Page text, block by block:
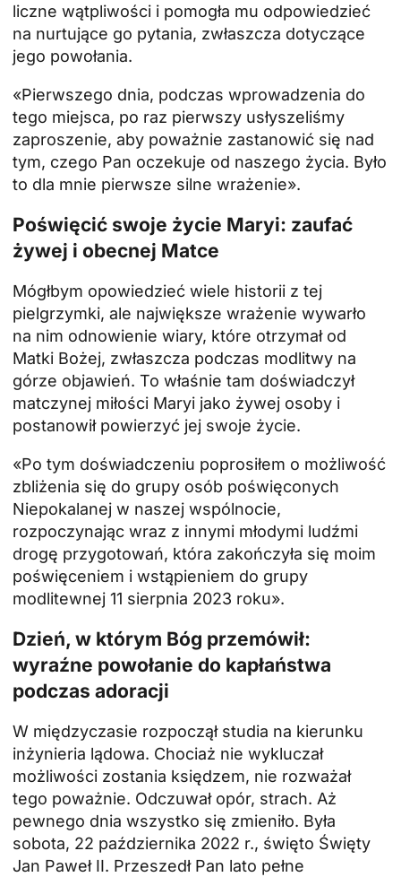
liczne wątpliwości i pomogła mu odpowiedzieć
na nurtujące go pytania, zwłaszcza dotyczące
jego powołania.
«Pierwszego dnia, podczas wprowadzenia do
tego miejsca, po raz pierwszy usłyszeliśmy
zaproszenie, aby poważnie zastanowić się nad
tym, czego Pan oczekuje od naszego życia. Było
to dla mnie pierwsze silne wrażenie».
Poświęcić swoje życie Maryi: zaufać
żywej i obecnej Matce
Mógłbym opowiedzieć wiele historii z tej
pielgrzymki, ale największe wrażenie wywarło
na nim odnowienie wiary, które otrzymał od
Matki Bożej, zwłaszcza podczas modlitwy na
górze objawień. To właśnie tam doświadczył
matczynej miłości Maryi jako żywej osoby i
postanowił powierzyć jej swoje życie.
«Po tym doświadczeniu poprosiłem o możliwość
zbliżenia się do grupy osób poświęconych
Niepokalanej w naszej wspólnocie,
rozpoczynając wraz z innymi młodymi ludźmi
drogę przygotowań, która zakończyła się moim
poświęceniem i wstąpieniem do grupy
modlitewnej 11 sierpnia 2023 roku».
Dzień, w którym Bóg przemówił:
wyraźne powołanie do kapłaństwa
podczas adoracji
W międzyczasie rozpoczął studia na kierunku
inżynieria lądowa. Chociaż nie wykluczał
możliwości zostania księdzem, nie rozważał
tego poważnie. Odczuwał opór, strach. Aż
pewnego dnia wszystko się zmieniło. Była
sobota, 22 października 2022 r., święto Święty
Jan Paweł II. Przeszedł Pan lato pełne